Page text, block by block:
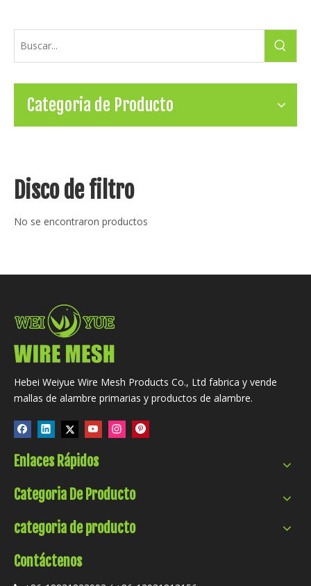
Categoria de Producto
Disco de filtro
No se encontraron productos
Hebei Weiyue Wire Mesh Products Co., Ltd fabrica y vende
mallas de alambre primarias y productos de alambre.
Enlaces Rápidos
Categoria De Producto
categoria de producto
Contáctenos